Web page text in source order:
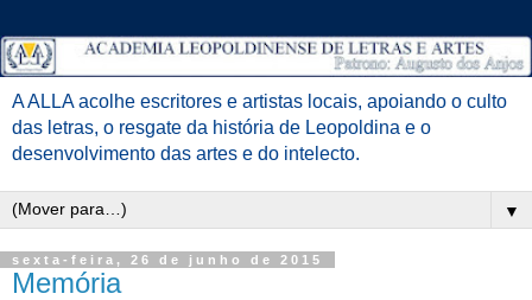
A ALLA acolhe escritores e artistas locais, apoiando o culto
das letras, o resgate da história de Leopoldina e o
desenvolvimento das artes e do intelecto.
▼
sexta-feira, 26 de junho de 2015
Memória